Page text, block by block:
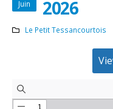
Juin
2026
Le Petit Tessancourtois